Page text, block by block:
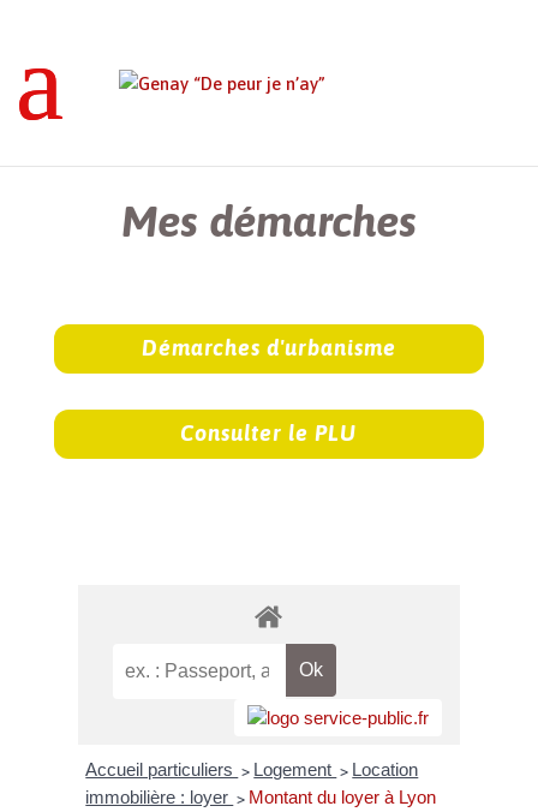
Mes démarches
Démarches d'urbanisme
Consulter le PLU
Accueil particuliers > Logement > Location
immobilière : loyer > Montant du loyer à Lyon